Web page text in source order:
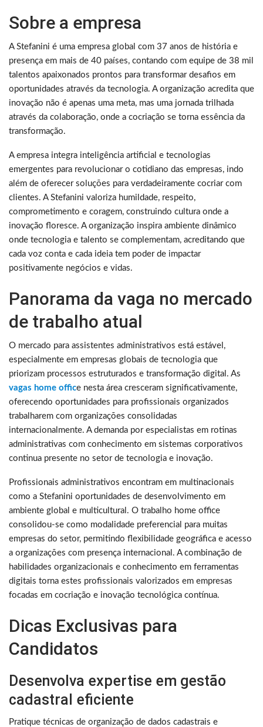
Sobre a empresa
A Stefanini é uma empresa global com 37 anos de história e
presença em mais de 40 países, contando com equipe de 38 mil
talentos apaixonados prontos para transformar desafios em
oportunidades através da tecnologia. A organização acredita que
inovação não é apenas uma meta, mas uma jornada trilhada
através da colaboração, onde a cocriação se torna essência da
transformação.
A empresa integra inteligência artificial e tecnologias
emergentes para revolucionar o cotidiano das empresas, indo
além de oferecer soluções para verdadeiramente cocriar com
clientes. A Stefanini valoriza humildade, respeito,
comprometimento e coragem, construindo cultura onde a
inovação floresce. A organização inspira ambiente dinâmico
onde tecnologia e talento se complementam, acreditando que
cada voz conta e cada ideia tem poder de impactar
positivamente negócios e vidas.
Panorama da vaga no mercado
de trabalho atual
O mercado para assistentes administrativos está estável,
especialmente em empresas globais de tecnologia que
priorizam processos estruturados e transformação digital. As
vagas home office nesta área cresceram significativamente,
oferecendo oportunidades para profissionais organizados
trabalharem com organizações consolidadas
internacionalmente. A demanda por especialistas em rotinas
administrativas com conhecimento em sistemas corporativos
continua presente no setor de tecnologia e inovação.
Profissionais administrativos encontram em multinacionais
como a Stefanini oportunidades de desenvolvimento em
ambiente global e multicultural. O trabalho home office
consolidou-se como modalidade preferencial para muitas
empresas do setor, permitindo flexibilidade geográfica e acesso
a organizações com presença internacional. A combinação de
habilidades organizacionais e conhecimento em ferramentas
digitais torna estes profissionais valorizados em empresas
focadas em cocriação e inovação tecnológica contínua.
Dicas Exclusivas para
Candidatos
Desenvolva expertise em gestão
cadastral eficiente
Pratique técnicas de organização de dados cadastrais e